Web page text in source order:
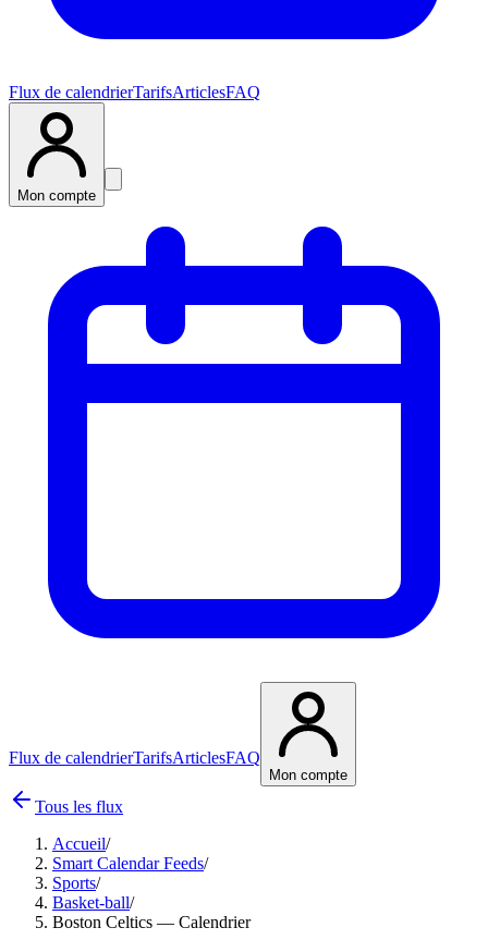
Flux de calendrierTarifsArticlesFAQ
Mon compte
Flux de calendrierTarifsArticlesFAQ
Mon compte
Tous les flux
Accueil/
Smart Calendar Feeds/
Sports/
Basket-ball/
Boston Celtics — Calendrier